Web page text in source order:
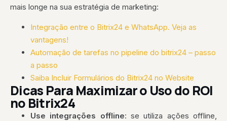
mais longe na sua estratégia de marketing:
Integração entre o Bitrix24 e WhatsApp. Veja as
vantagens!
Automação de tarefas no pipeline do bitrix24 – passo
a passo
Saiba Incluir Formulários do Bitrix24 no Website
Dicas Para Maximizar o Uso do ROI
no Bitrix24
Use integrações offline: se utiliza ações offline,